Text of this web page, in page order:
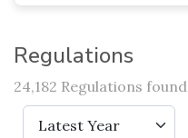
Regulations
24,182 Regulations found
Latest Year